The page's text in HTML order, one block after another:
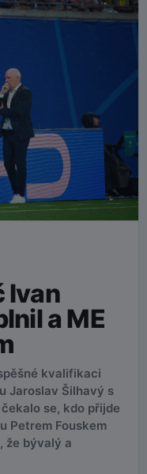
Ivan
a ME
kvalifikaci
Jaroslav Šilhavý s
se, kdo přijde
Petrem Fouskem
že bývalý a